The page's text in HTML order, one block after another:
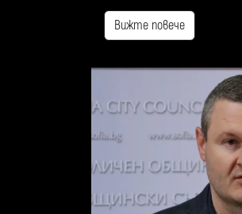
Вижте повече